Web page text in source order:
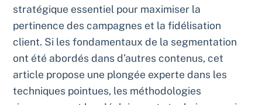
stratégique essentiel pour maximiser la
pertinence des campagnes et la fidélisation
client. Si les fondamentaux de la segmentation
ont été abordés dans d’autres contenus, cet
article propose une plongée experte dans les
techniques pointues, les méthodologies